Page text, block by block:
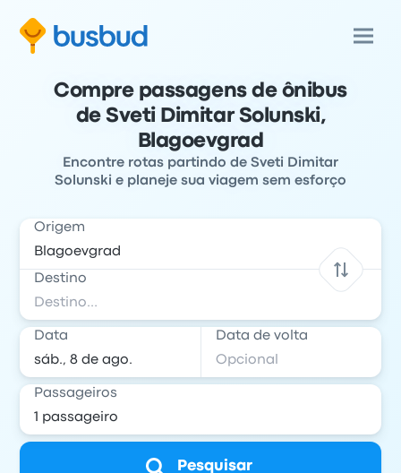
Compre passagens de ônibus
de Sveti Dimitar Solunski,
Blagoevgrad
Encontre rotas partindo de Sveti Dimitar
Solunski e planeje sua viagem sem esforço
Origem
Destino
Data Data de volta
Passageiros
Pesquisar